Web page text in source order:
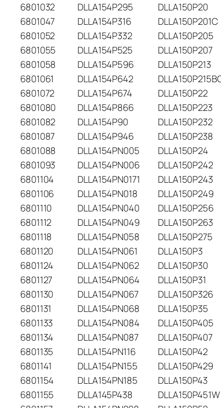
6801032
DLLA154P295
DLLA150P20
6801047
DLLA154P316
DLLA150P201C
6801052
DLLA154P332
DLLA150P205
6801055
DLLA154P525
DLLA150P207
6801058
DLLA154P596
DLLA150P213
6801061
DLLA154P642
6801072
DLLA154P674
DLLA150P22
6801080
DLLA154P866
DLLA150P223
6801082
DLLA154P90
DLLA150P232
6801087
DLLA154P946
DLLA150P238
6801088
DLLA154PN005
DLLA150P24
6801093
DLLA154PN006
DLLA150P242
6801104
DLLA154PN0171
DLLA150P243
6801106
DLLA154PN018
DLLA150P249
6801110
DLLA154PN040
DLLA150P256
6801112
DLLA154PN049
DLLA150P263
6801118
DLLA154PN058
DLLA150P275
6801120
DLLA154PN061
DLLA150P3
6801124
DLLA154PN062
DLLA150P30
6801127
DLLA154PN064
DLLA150P31
6801130
DLLA154PN067
DLLA150P326
6801131
DLLA154PN068
DLLA150P35
6801133
DLLA154PN084
DLLA150P405
6801134
DLLA154PN087
DLLA150P407
6801135
DLLA154PN116
DLLA150P42
6801141
DLLA154PN155
DLLA150P429
6801154
DLLA154PN185
DLLA150P43
6801155
DLLA145P438
DLLA150P451W